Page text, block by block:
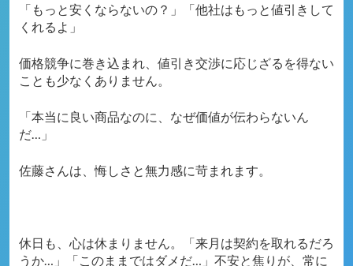
「もっと安くならないの？」「他社はもっと値引きして
くれるよ」
価格競争に巻き込まれ、値引き交渉に応じざるを得ない
ことも少なくありません。
「本当に良い商品なのに、なぜ価値が伝わらないん
だ…」
佐藤さんは、悔しさと無力感に苛まれます。
休日も、心は休まりません。
「来月は契約を取れるだろ
うか…」「このままではダメだ…」 不安と焦りが、常に